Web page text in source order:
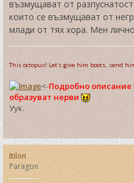
възмущават от
които се възмущават от
млади от тях хора. Мен
This octopus! Let's give him boots, send
<-Подробно
образуват нерви
Уук.
Itilon
Paragon